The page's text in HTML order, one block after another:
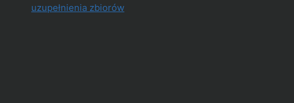
uzupełnienia zbiorów